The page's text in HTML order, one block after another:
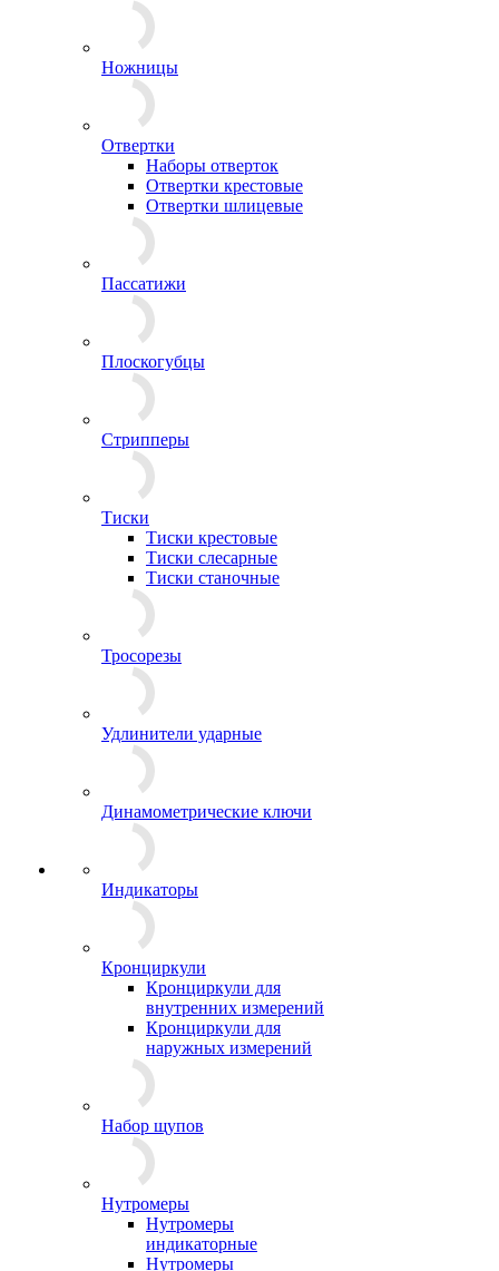
Ножницы
Отвертки
Наборы отверток
Отвертки крестовые
Отвертки шлицевые
Пассатижи
Плоскогубцы
Стрипперы
Тиски
Тиски крестовые
Тиски слесарные
Тиски станочные
Тросорезы
Удлинители ударные
Динамометрические ключи
Индикаторы
Кронциркули
Кронциркули для
внутренних измерений
Кронциркули для
наружных измерений
Набор щупов
Нутромеры
Нутромеры
индикаторные
Нутромеры